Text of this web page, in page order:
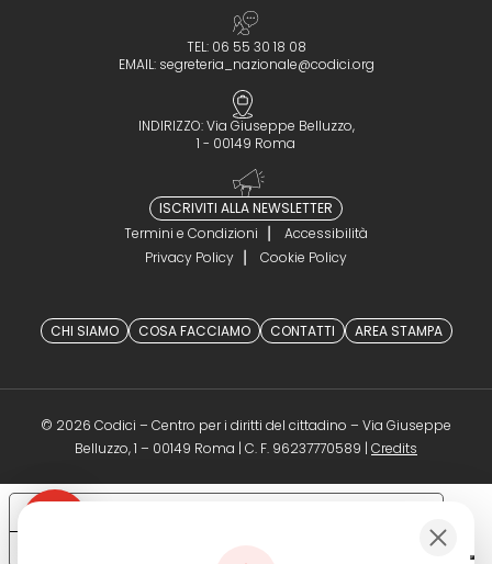
TEL: 06 55 30 18 08
EMAIL: segreteria_nazionale@codici.org
INDIRIZZO: Via Giuseppe Belluzzo,
1 - 00149 Roma
ISCRIVITI ALLA NEWSLETTER
Termini e Condizioni
Accessibilità
Privacy Policy
Cookie Policy
CHI SIAMO COSA FACCIAMO CONTATTI AREA STAMPA
© 2026 Codici – Centro per i diritti del cittadino – Via Giuseppe
Belluzzo, 1 – 00149 Roma | C. F. 96237770589 | Credits